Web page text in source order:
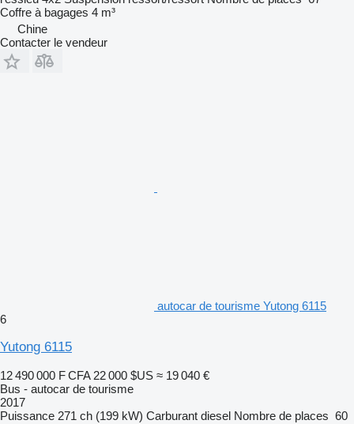
Coffre à bagages 4 m³
Chine
Contacter le vendeur
autocar de tourisme Yutong 6115
6
Yutong 6115
12 490 000 F CFA 22 000 $US ≈ 19 040 €
Bus - autocar de tourisme
2017
Puissance 271 ch (199 kW) Carburant diesel Nombre de places 60